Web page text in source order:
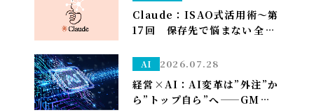
Claude：ISAO式活用術～第
17回 保存先で悩まない――全部
して、仕分けはClaudeに任
AI 2026.07.28
経営×AI：AI変革は”外注”か
ら”トップ自ら”へ——GMO熊